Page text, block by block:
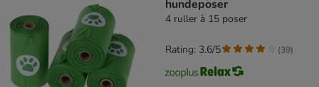
hundeposer
4 ruller à 15 poser
Rating: 3.6/5 (39)